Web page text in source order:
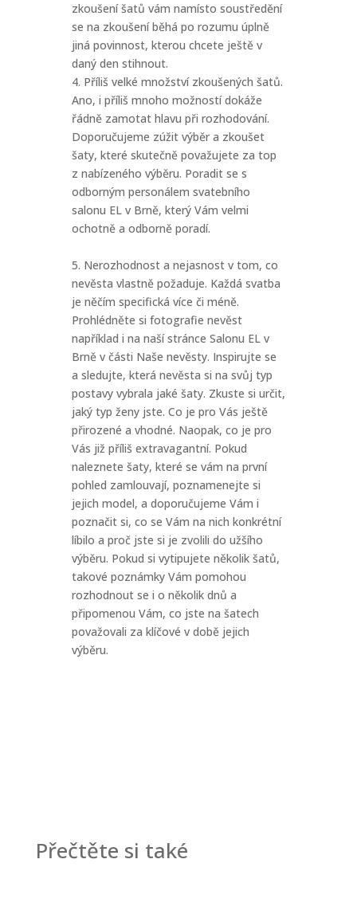
zkoušení šatů vám namísto soustředění
se na zkoušení běhá po rozumu úplně
jiná povinnost, kterou chcete ještě v
daný den stihnout.
4. Příliš velké množství zkoušených šatů.
Ano, i příliš mnoho možností dokáže
řádně zamotat hlavu při rozhodování.
Doporučujeme zúžit výběr a zkoušet
šaty, které skutečně považujete za top
z nabízeného výběru. Poradit se s
odborným personálem svatebního
salonu EL v Brně, který Vám velmi
ochotně a odborně poradí.
5. Nerozhodnost a nejasnost v tom, co
nevěsta vlastně požaduje. Každá svatba
je něčím specifická více či méně.
Prohlédněte si fotografie nevěst
například i na naší stránce Salonu EL v
Brně v části Naše nevěsty. Inspirujte se
a sledujte, která nevěsta si na svůj typ
postavy vybrala jaké šaty. Zkuste si určit,
jaký typ ženy jste. Co je pro Vás ještě
přirozené a vhodné. Naopak, co je pro
Vás již příliš extravagantní. Pokud
naleznete šaty, které se vám na první
pohled zamlouvají, poznamenejte si
jejich model, a doporučujeme Vám i
poznačit si, co se Vám na nich konkrétní
líbilo a proč jste si je zvolili do užšího
výběru. Pokud si vytipujete několik šatů,
takové poznámky Vám pomohou
rozhodnout se i o několik dnů a
připomenou Vám, co jste na šatech
považovali za klíčové v době jejich
výběru.
Přečtěte si také